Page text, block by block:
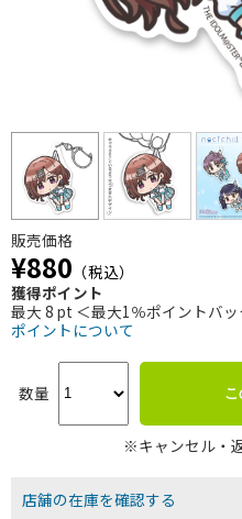
販売価格
¥880 （税込）
獲得ポイント
最大 8 pt ＜最大1％ポイントバッ
ポイントについて
数量
※キャンセル・
店舗の在庫を確認する